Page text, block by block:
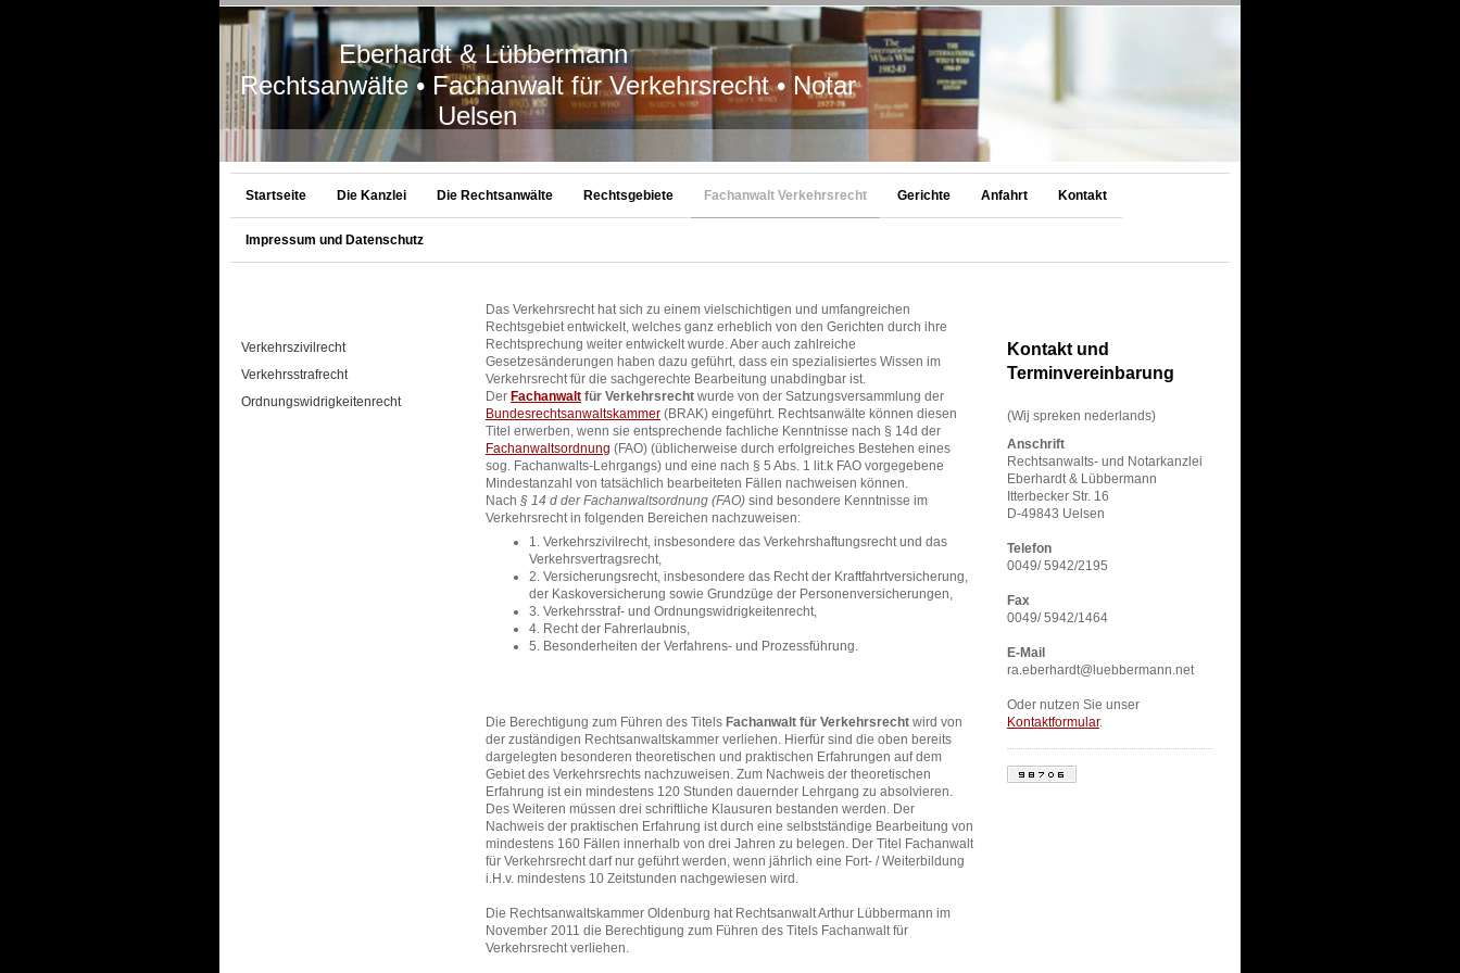
Eberhardt & Lübbermann
Rechtsanwälte • Fachanwalt für Verkehrsrecht • Notar
Uelsen
Startseite Die Kanzlei Die Rechtsanwälte Rechtsgebiete Fachanwalt Verkehrsrecht Gerichte Anfahrt Kontakt
Impressum und Datenschutz
Verkehrszivilrecht
Verkehrsstrafrecht
Ordnungswidrigkeitenrecht
Das Verkehrsrecht hat sich zu einem vielschichtigen und umfangreichen
Rechtsgebiet entwickelt, welches ganz erheblich von den Gerichten durch ihre
Rechtsprechung weiter entwickelt wurde. Aber auch zahlreiche
Gesetzesänderungen haben dazu geführt, dass ein spezialisiertes Wissen im
Verkehrsrecht für die sachgerechte Bearbeitung unabdingbar ist.
Der Fachanwalt für Verkehrsrecht wurde von der Satzungsversammlung der
Bundesrechtsanwaltskammer (BRAK) eingeführt. Rechtsanwälte können diesen
Titel erwerben, wenn sie entsprechende fachliche Kenntnisse nach § 14d der
Fachanwaltsordnung (FAO) (üblicherweise durch erfolgreiches Bestehen eines
sog. Fachanwalts-Lehrgangs) und eine nach § 5 Abs. 1 lit.k FAO vorgegebene
Mindestanzahl von tatsächlich bearbeiteten Fällen nachweisen können.
Nach § 14 d der Fachanwaltsordnung (FAO) sind besondere Kenntnisse im
Verkehrsrecht in folgenden Bereichen nachzuweisen:
1. Verkehrszivilrecht, insbesondere das Verkehrshaftungsrecht und das
Verkehrsvertragsrecht,
2. Versicherungsrecht, insbesondere das Recht der Kraftfahrtversicherung,
der Kaskoversicherung sowie Grundzüge der Personenversicherungen,
3. Verkehrsstraf- und Ordnungswidrigkeitenrecht,
4. Recht der Fahrerlaubnis,
5. Besonderheiten der Verfahrens- und Prozessführung.
Die Berechtigung zum Führen des Titels Fachanwalt für Verkehrsrecht wird von
der zuständigen Rechtsanwaltskammer verliehen. Hierfür sind die oben bereits
dargelegten besonderen theoretischen und praktischen Erfahrungen auf dem
Gebiet des Verkehrsrechts nachzuweisen. Zum Nachweis der theoretischen
Erfahrung ist ein mindestens 120 Stunden dauernder Lehrgang zu absolvieren.
Des Weiteren müssen drei schriftliche Klausuren bestanden werden. Der
Nachweis der praktischen Erfahrung ist durch eine selbstständige Bearbeitung von
mindestens 160 Fällen innerhalb von drei Jahren zu belegen. Der Titel Fachanwalt
für Verkehrsrecht darf nur geführt werden, wenn jährlich eine Fort- / Weiterbildung
i.H.v. mindestens 10 Zeitstunden nachgewiesen wird.
Die Rechtsanwaltskammer Oldenburg hat Rechtsanwalt Arthur Lübbermann im
November 2011 die Berechtigung zum Führen des Titels Fachanwalt für
Verkehrsrecht verliehen.
Kontakt und
Terminvereinbarung
(Wij spreken nederlands)
Anschrift
Rechtsanwalts- und Notarkanzlei
Eberhardt & Lübbermann
Itterbecker Str. 16
D-49843 Uelsen
Telefon
0049/ 5942/2195
Fax
0049/ 5942/1464
E-Mail
ra.eberhardt@luebbermann.net
Oder nutzen Sie unser
Kontaktformular.